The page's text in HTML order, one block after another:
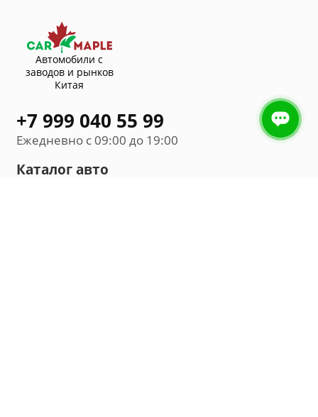
Автомобили с
заводов и рынков
Китая
+7 999 040 55 99
Ежедневно с 09:00 до 19:00
Каталог авто